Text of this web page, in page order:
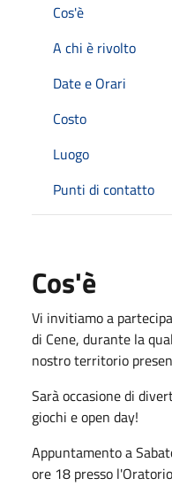
Cos'è
A chi è rivolto
Date e Orari
Costo
Luogo
Punti di contatto
Cos'è
Vi invitiamo a
di Cene, durante la
nostro territorio
Sarà occasione di
giochi e open day!
Appuntamento a
ore 18 presso